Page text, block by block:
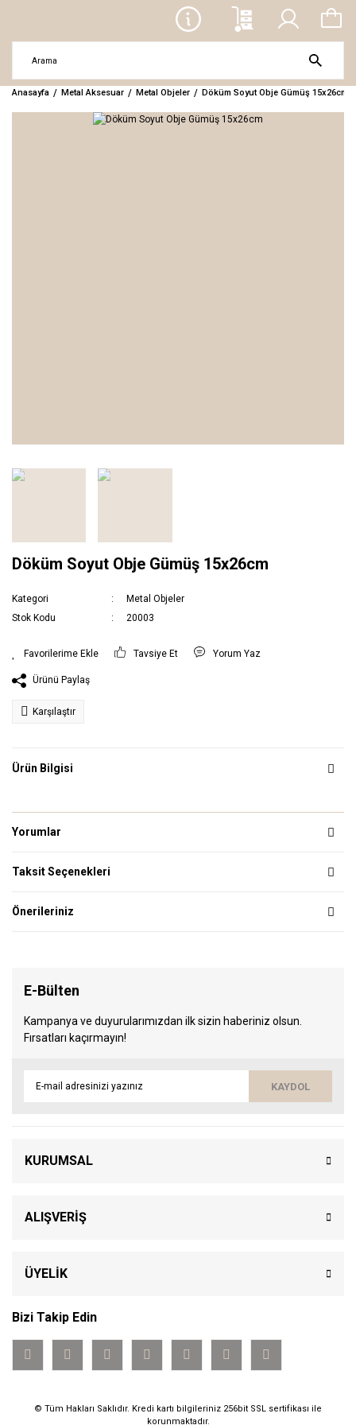
Anasayfa Metal Aksesuar Metal Objeler Döküm Soyut Obje Gümüş 15x26cm
Döküm Soyut Obje Gümüş 15x26cm
Kategori
Metal Objeler
Stok Kodu
20003
Tavsiye Et Yorum Yaz
Ürünü Paylaş
Karşılaştır
Ürün Bilgisi
Yorumlar
Taksit Seçenekleri
Önerileriniz
E-Bülten
Kampanya ve duyurularımızdan ilk sizin haberiniz olsun.
Fırsatları kaçırmayın!
KAYDOL
KURUMSAL
ALIŞVERİŞ
ÜYELİK
Bizi Takip Edin
© Tüm Hakları Saklıdır. Kredi kartı bilgileriniz 256bit SSL sertifikası ile
korunmaktadır.